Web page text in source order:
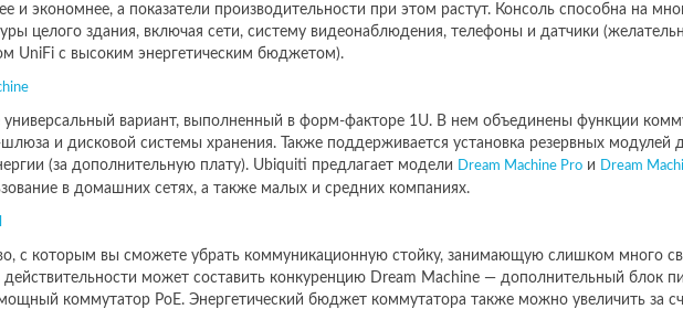
и экономнее, а показатели производительности при этом растут. Консоль способна на
целого здания, включая сети, систему видеонаблюдения, телефоны и датчики
UniFi с высоким энергетическим бюджетом).
универсальный вариант, выполненный в форм-факторе 1U. В нем объединены функции
и дисковой системы хранения. Также поддерживается установка резервных модулей
(за дополнительную плату). Ubiquiti предлагает модели Dream Machine Proи Dream
в домашних сетях, а также малых и средних компаниях.
с которым вы сможете убрать коммуникационную стойку, занимающую слишком много
действительности может составить конкуренцию Dream Machine — дополнительный блок
коммутатор PoE. Энергетический бюджет коммутатора также можно увеличить за